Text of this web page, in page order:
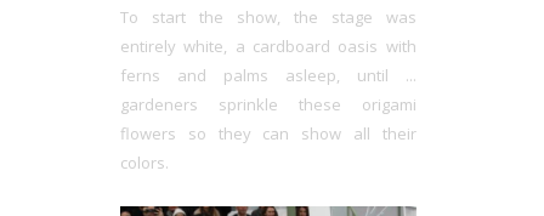
To start the show, the stage was
entirely white, a cardboard oasis with
ferns and palms asleep, until ...
gardeners sprinkle these origami
flowers so they can show all their
colors.